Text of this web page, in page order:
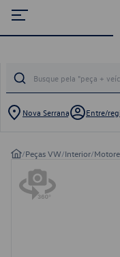
Nova Serrana Entre/
/Peças VW/Interior/